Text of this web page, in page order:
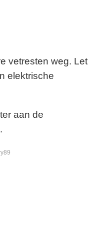
vetresten weg. Let
elektrische
aan de